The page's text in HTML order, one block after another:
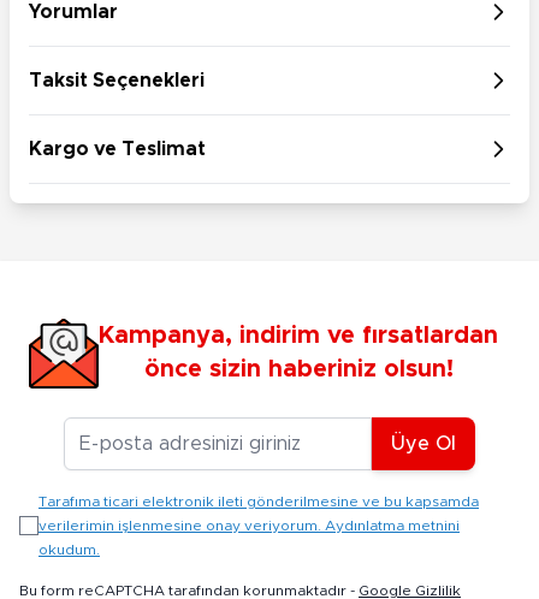
Yorumlar
Taksit Seçenekleri
Kargo ve Teslimat
Kampanya, indirim ve fırsatlardan
önce sizin haberiniz olsun!
E-posta Adresiniz
Üye Ol
Tarafıma ticari elektronik ileti gönderilmesine ve bu kapsamda
verilerimin işlenmesine onay veriyorum. Aydınlatma metnini
okudum.
Bu form reCAPTCHA tarafından korunmaktadır - Google Gizlilik